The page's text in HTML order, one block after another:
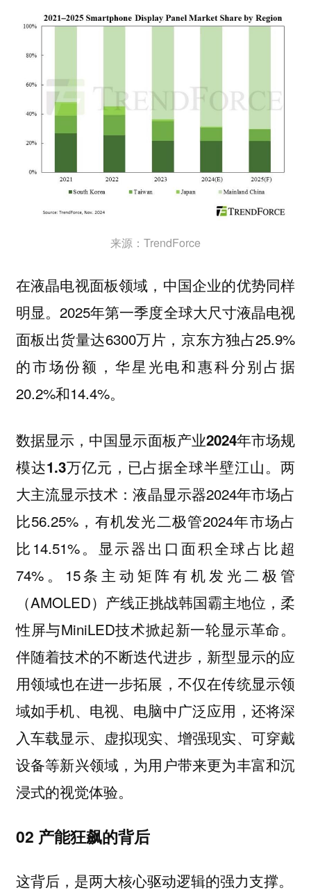
来源：TrendForce
在液晶电视面板领域，中国企业的优势同样
明显。2025年第一季度全球大尺寸液晶电视
面板出货量达6300万片，京东方独占25.9%
的市场份额，华星光电和惠科分别占据
20.2%和14.4%。
数据显示，中国显示面板产业2024年市场规
模达1.3万亿元，已占据全球半壁江山。两
大主流显示技术：液晶显示器2024年市场占
比56.25%，有机发光二极管2024年市场占
比14.51%。显示器出口面积全球占比超
74%。15条主动矩阵有机发光二极管
（AMOLED）产线正挑战韩国霸主地位，柔
性屏与MiniLED技术掀起新一轮显示革命。
伴随着技术的不断迭代进步，新型显示的应
用领域也在进一步拓展，不仅在传统显示领
域如手机、电视、电脑中广泛应用，还将深
入车载显示、虚拟现实、增强现实、可穿戴
设备等新兴领域，为用户带来更为丰富和沉
浸式的视觉体验。
02 产能狂飙的背后
这背后，是两大核心驱动逻辑的强力支撑。